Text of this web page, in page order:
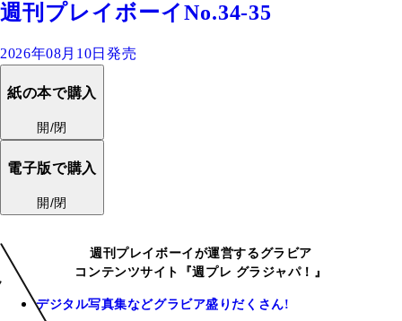
週刊プレイボーイNo.34-35
2026年08月10日発売
紙の本で購入
開/閉
電子版で購入
開/閉
週刊プレイボーイが運営するグラビア
コンテンツサイト『週プレ グラジャパ！』
デジタル写真集などグラビア盛りだくさん!